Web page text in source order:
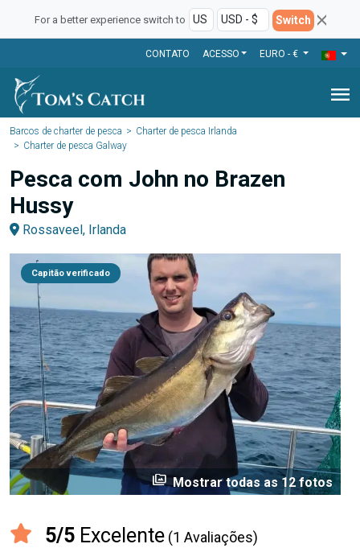
For a better experience switch to Switch
CONTATO ACESSO EURO - €
menu
Barcos de charter de pesca
Charter de pesca Irlanda
Charter de pesca Galway
Pesca com John no Brazen
Hussy
Rossaveel, Irlanda
Capitão verificado
perm_media Mostrar todas as 12 fotos
5/5 Excelente (1 Avaliações)